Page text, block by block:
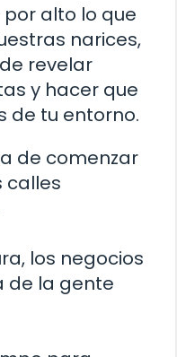
alto lo que
narices,
revelar
y hacer que
de tu entorno.
de comenzar
calles
los negocios
de la gente